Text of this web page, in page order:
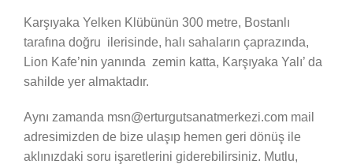
Karşıyaka Yelken Klübünün 300 metre, Bostanlı
tarafına doğru ilerisinde, halı sahaların çaprazında,
Lion Kafe’nin yanında zemin katta, Karşıyaka Yalı’ da
sahilde yer almaktadır.
Aynı zamanda msn@erturgutsanatmerkezi.com mail
adresimizden de bize ulaşıp hemen geri dönüş ile
aklınızdaki soru işaretlerini giderebilirsiniz. Mutlu,